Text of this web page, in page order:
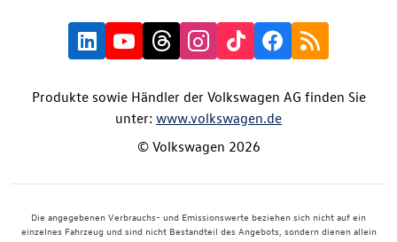
Produkte sowie Händler der Volkswagen AG finden Sie
unter: www.volkswagen.de
© Volkswagen 2026
Die angegebenen Verbrauchs- und Emissionswerte beziehen sich nicht auf ein
einzelnes Fahrzeug und sind nicht Bestandteil des Angebots, sondern dienen allein